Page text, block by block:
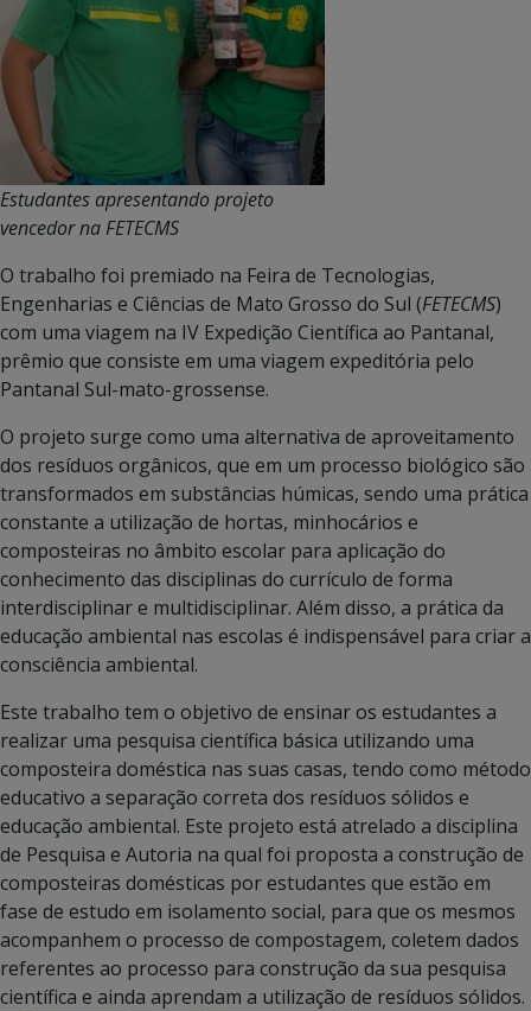
Estudantes apresentando projeto
vencedor na FETECMS
O trabalho foi premiado na Feira de Tecnologias,
Engenharias e Ciências de Mato Grosso do Sul (FETECMS)
com uma viagem na IV Expedição Científica ao Pantanal,
prêmio que consiste em uma viagem expeditória pelo
Pantanal Sul-mato-grossense.
O projeto surge como uma alternativa de aproveitamento
dos resíduos orgânicos, que em um processo biológico são
transformados em substâncias húmicas, sendo uma prática
constante a utilização de hortas, minhocários e
composteiras no âmbito escolar para aplicação do
conhecimento das disciplinas do currículo de forma
interdisciplinar e multidisciplinar. Além disso, a prática da
educação ambiental nas escolas é indispensável para criar a
consciência ambiental.
Este trabalho tem o objetivo de ensinar os estudantes a
realizar uma pesquisa científica básica utilizando uma
composteira doméstica nas suas casas, tendo como método
educativo a separação correta dos resíduos sólidos e
educação ambiental. Este projeto está atrelado a disciplina
de Pesquisa e Autoria na qual foi proposta a construção de
composteiras domésticas por estudantes que estão em
fase de estudo em isolamento social, para que os mesmos
acompanhem o processo de compostagem, coletem dados
referentes ao processo para construção da sua pesquisa
científica e ainda aprendam a utilização de resíduos sólidos.